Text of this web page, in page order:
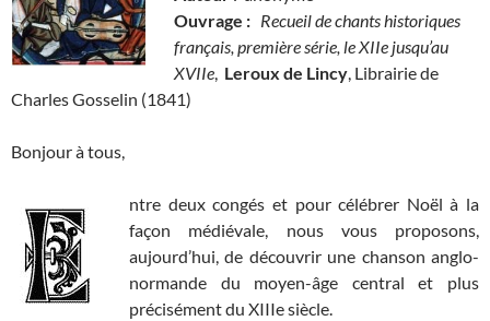
Ouvrage : Recueil de chants historiques
français, première série, le XIIe jusqu’au
XVIIe, Leroux de Lincy, Librairie de
Charles Gosselin (1841)
Bonjour à tous,
ntre deux congés et pour célébrer Noël à la
façon médiévale, nous vous proposons,
aujourd’hui, de découvrir une chanson anglo-
normande du moyen-âge central et plus
précisément du XIIIe siècle.